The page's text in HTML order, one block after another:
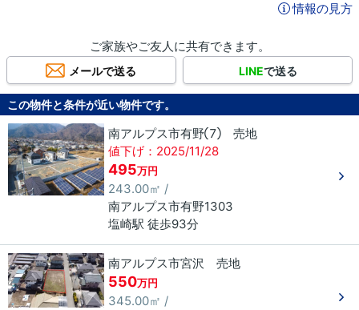
情報の見方
ご家族やご友人に共有できます。
メールで送る LINEで送る
この物件と条件が近い物件です。
南アルプス市有野⑦ 売地
値下げ：2025/11/28
495万円
243.00㎡ /
南アルプス市有野1303
塩崎駅 徒歩93分
南アルプス市宮沢 売地
550万円
345.00㎡ /